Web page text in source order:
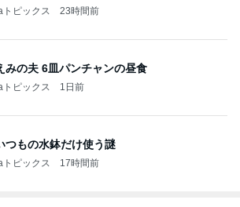
トピックス 23時間前
みの夫 6皿パンチャンの昼食
トピックス 1日前
つもの水鉢だけ使う謎
トピックス 17時間前